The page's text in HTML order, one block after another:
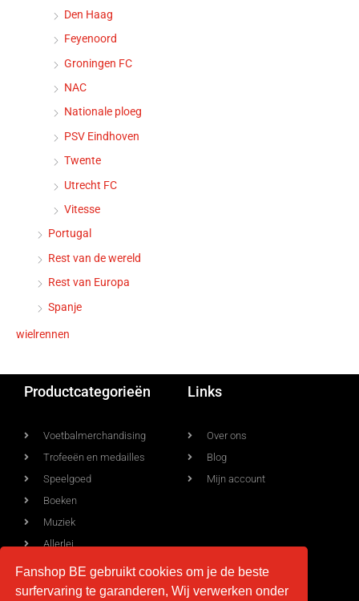
Den Haag
Feyenoord
Groningen FC
NAC
Nationale ploeg
PSV Eindhoven
Twente
Utrecht FC
Vitesse
Portugal
Rest van de wereld
Rest van Europa
Spanje
wielrennen
Productcategorieën
Voetbalmerchandising
Trofeeën en medailles
Speelgoed
Boeken
Muziek
Allerlei
Links
Over ons
Blog
Mijn account
Fanshop BE gebruikt cookies om je de beste
surfervaring te garanderen, Wij verwerken onder